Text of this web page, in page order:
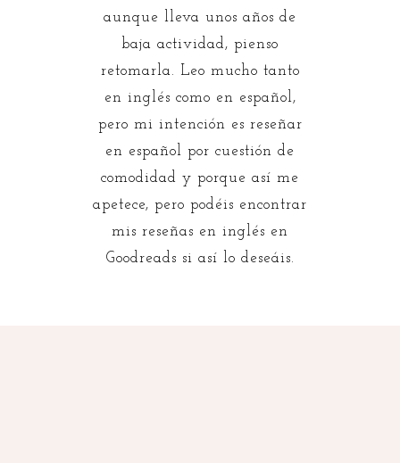
aunque lleva unos años de
baja actividad, pienso
retomarla. Leo mucho tanto
en inglés como en español,
pero mi intención es reseñar
en español por cuestión de
comodidad y porque así me
apetece, pero podéis encontrar
mis reseñas en inglés en
Goodreads si así lo deseáis.